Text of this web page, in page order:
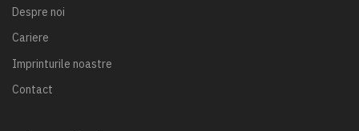
Despre noi
Cariere
Imprinturile noastre
Contact